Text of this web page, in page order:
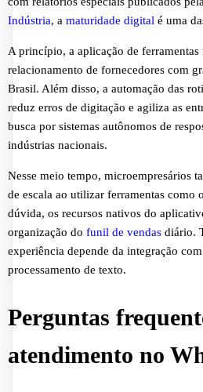
Indústria, a maturidade digital é uma
A princípio, a aplicação de ferramentas
relacionamento de fornecedores com
Brasil. Além disso, a automação das
reduz erros de digitação e agiliza as
busca por sistemas autônomos de
indústrias nacionais.
Nesse meio tempo, microempresários
de escala ao utilizar ferramentas como o
dúvida, os recursos nativos do
organização do funil de vendas diário.
experiência depende da integração
processamento de texto.
Perguntas
atendimento no